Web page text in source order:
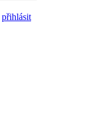
přihlásit